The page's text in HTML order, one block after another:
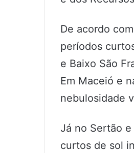
De acordo
períodos
e Baixo São
Em Maceió e
nebulosidade
Já no Sertão
curtos de sol